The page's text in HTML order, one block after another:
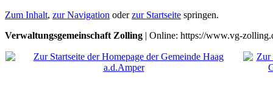
Zum Inhalt, zur Navigation oderzur Startseite springen.
Verwaltungsgemeinschaft Zolling | Online: https://www.vg-